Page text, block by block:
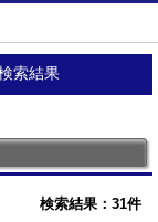
索結果
検索結果： 31件